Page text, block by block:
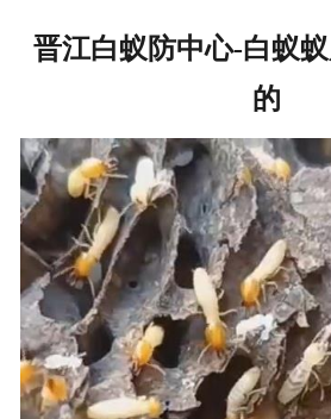
晋江白蚁防中心-白蚁
的